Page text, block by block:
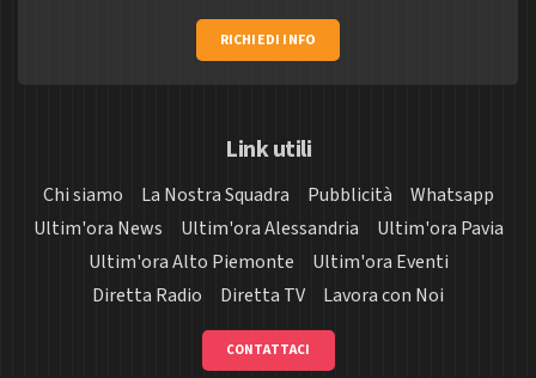
RICHIEDI INFO
Link utili
Chi siamo La Nostra Squadra Pubblicità
Whatsapp
Ultim'ora News
Ultim'ora Alessandria
Ultim'ora Pavia
Ultim'ora Alto Piemonte
Ultim'ora Eventi
Diretta Radio
Diretta TV Lavora con Noi
CONTATTACI